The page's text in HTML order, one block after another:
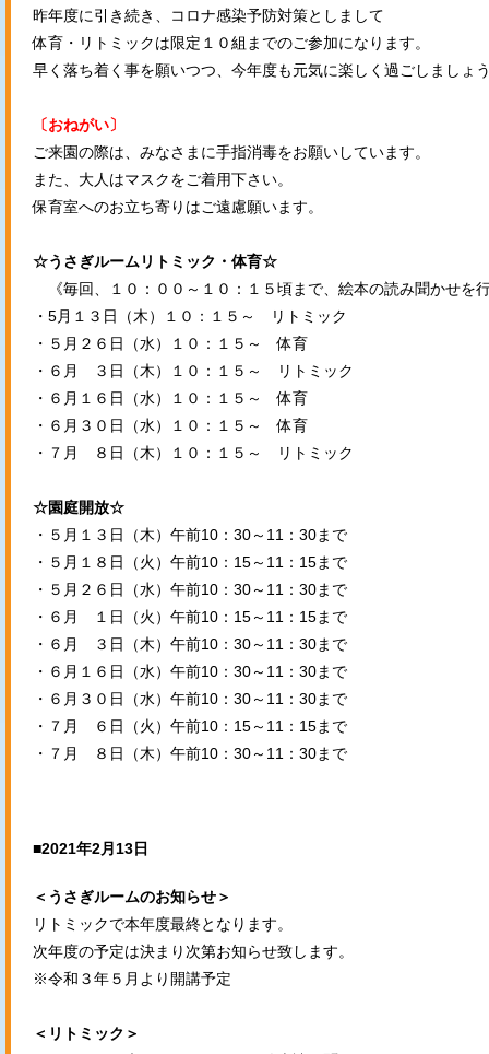
昨年度に引き続き、コロナ感染予防対策としまして
体育・リトミックは限定１０組までのご参加になります。
早く落ち着く事を願いつつ、今年度も元気に楽しく過ごしましょ
〔おねがい〕
ご来園の際は、みなさまに手指消毒をお願いしています。
また、大人はマスクをご着用下さい。
保育室へのお立ち寄りはご遠慮願います。
☆うさぎルームリトミック・体育☆
《毎回、１０：００～１０：１５頃まで、絵本の読み聞かせを
・5月１３日（木）１０：１５～ リトミック
・５月２６日（水）１０：１５～ 体育
・６月 ３日（木）１０：１５～ リトミック
・６月１６日（水）１０：１５～ 体育
・６月３０日（水）１０：１５～ 体育
・７月 ８日（木）１０：１５～ リトミック
☆園庭開放☆
・５月１３日（木）午前10：30～11：30まで
・５月１８日（火）午前10：15～11：15まで
・５月２６日（水）午前10：30～11：30まで
・６月 １日（火）午前10：15～11：15まで
・６月 ３日（木）午前10：30～11：30まで
・６月１６日（水）午前10：30～11：30まで
・６月３０日（水）午前10：30～11：30まで
・７月 ６日（火）午前10：15～11：15まで
・７月 ８日（木）午前10：30～11：30まで
■2021年2月13日
＜うさぎルームのお知らせ＞
リトミックで本年度最終となります。
次年度の予定は決まり次第お知らせ致します。
※令和３年５月より開講予定
＜リトミック＞